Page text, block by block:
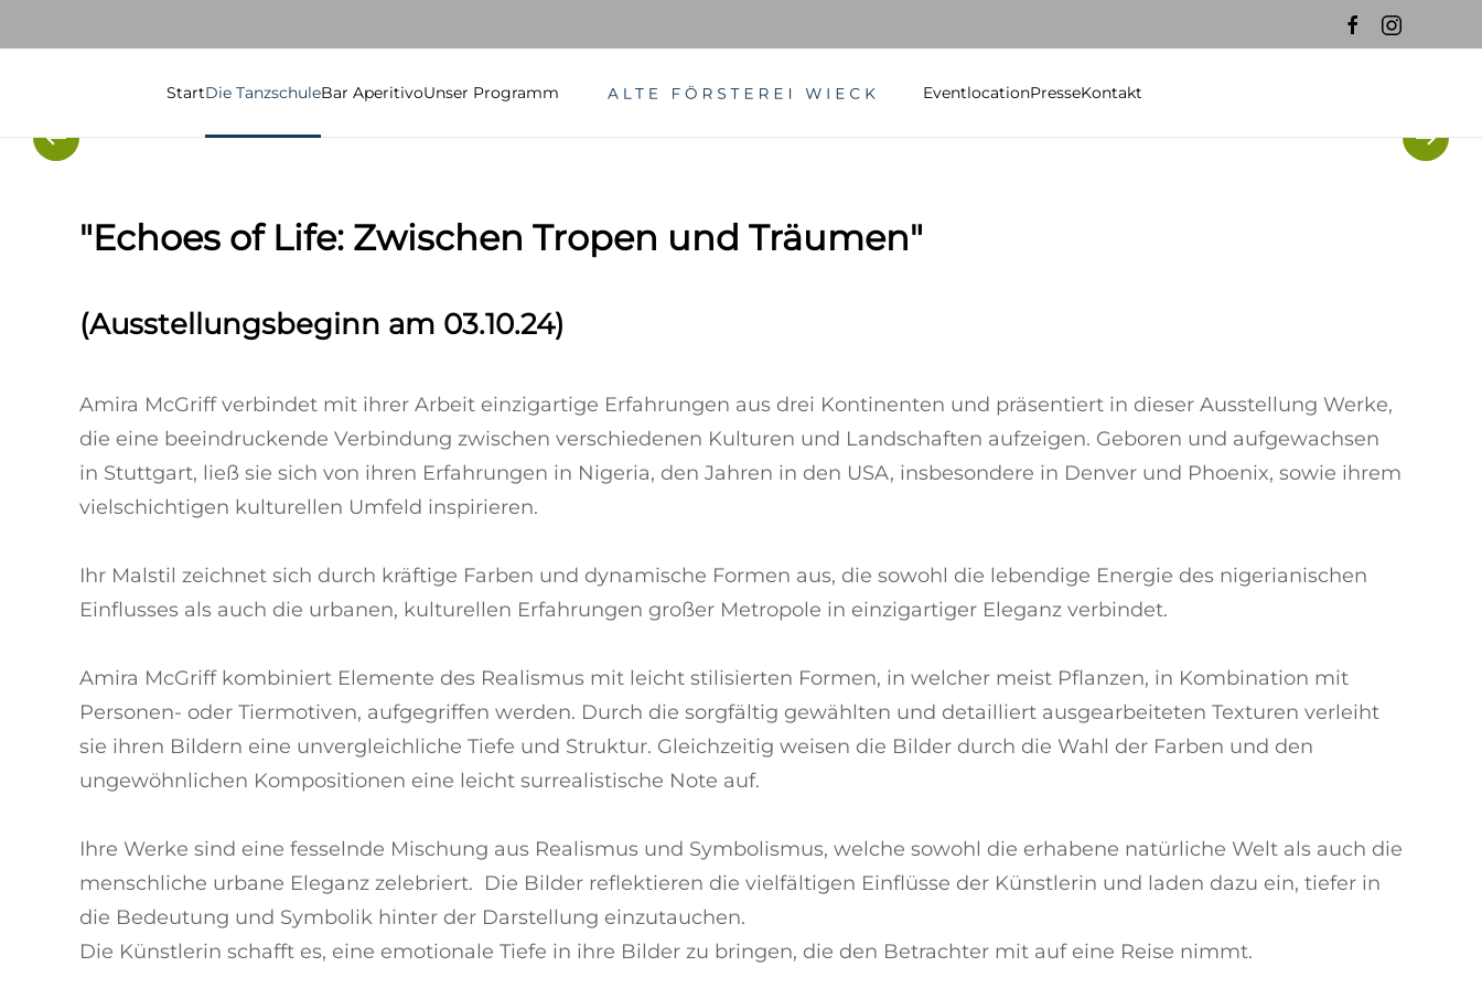
StartDie TanzschuleBar AperitivoUnser Programm EventlocationPresseKontakt
"Echoes of Life: Zwischen Tropen und Träumen"
(Ausstellungsbeginn am 03.10.24)
Amira McGriff verbindet mit ihrer Arbeit einzigartige Erfahrungen aus drei Kontinenten und präsentiert in dieser Ausstellung Werke,
die eine beeindruckende Verbindung zwischen verschiedenen Kulturen und Landschaften aufzeigen. Geboren und aufgewachsen
in Stuttgart, ließ sie sich von ihren Erfahrungen in Nigeria, den Jahren in den USA, insbesondere in Denver und Phoenix, sowie ihrem
vielschichtigen kulturellen Umfeld inspirieren.
Ihr Malstil zeichnet sich durch kräftige Farben und dynamische Formen aus, die sowohl die lebendige Energie des nigerianischen
Einflusses als auch die urbanen, kulturellen Erfahrungen großer Metropole in einzigartiger Eleganz verbindet.
Amira McGriff kombiniert Elemente des Realismus mit leicht stilisierten Formen, in welcher meist Pflanzen, in Kombination mit
Personen- oder Tiermotiven, aufgegriffen werden. Durch die sorgfältig gewählten und detailliert ausgearbeiteten Texturen verleiht
sie ihren Bildern eine unvergleichliche Tiefe und Struktur. Gleichzeitig weisen die Bilder durch die Wahl der Farben und den
ungewöhnlichen Kompositionen eine leicht surrealistische Note auf.
Ihre Werke sind eine fesselnde Mischung aus Realismus und Symbolismus, welche sowohl die erhabene natürliche Welt als auch die
menschliche urbane Eleganz zelebriert. Die Bilder reflektieren die vielfältigen Einflüsse der Künstlerin und laden dazu ein, tiefer in
die Bedeutung und Symbolik hinter der Darstellung einzutauchen.
Die Künstlerin schafft es, eine emotionale Tiefe in ihre Bilder zu bringen, die den Betrachter mit auf eine Reise nimmt.